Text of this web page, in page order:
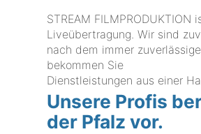
STREAM
Liveübertragung. Wir sind
nach dem immer
bekommen Sie
Dienstleistungen aus einer
Unsere Profis
der Pfalz vor.